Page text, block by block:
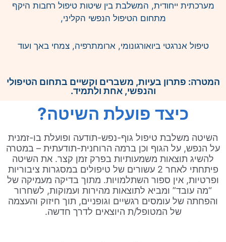
מערכתית ייחודית, המשלבת בין שיטות טיפול רחבות היקף
מתחום הטיפול הנפשי הקליני,
טיפול אנרגטי ביואורגונומי, ארומתרפיה, צמחי באך ועוד
המטרה: פתרון בעיות, משברים וקשיים בתחום הטיפולי
והנפשי, אחת ולתמיד.
כיצד פועלת השיטה?
השיטה משלבת טיפול גוף-נפש-תודעה ופועלת בו-זמנית
על הנפש, על הגוף וכן ברמה הרוחנית-תודעתית – במטרה
להשיג תוצאות משמעותיות בפרק זמן קצר. את השיטה
פיתחתי לאחר 2 עשורים של טיפולים במסגרות ציבוריות
ופרטיות, אין ספור השתלמויות. מתוך בדיקה מעמיקה של
“מה עובד” ומביא לתוצאות מהירות ועמוקות, לשחרור
והפחתה של עומסים רגשיים וגופניים, תוך חיזוק והעצמה
של המטופל/ת היוצאים לדרך חדשה.